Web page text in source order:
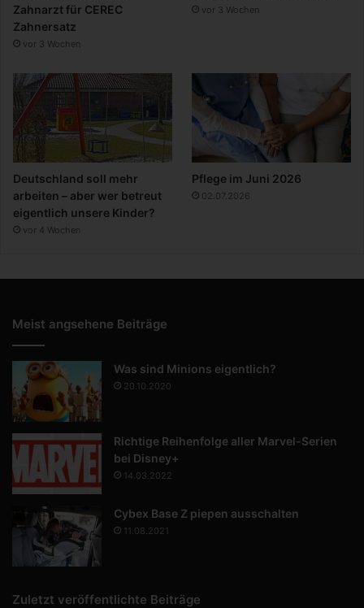
Zahnarzt für CEREC
Zahnersatz
vor 3 Wochen
vor 3 Wochen
Deutschland soll mehr
arbeiten – aber wer betreut
eigentlich unsere Kinder?
vor 4 Wochen
Pflege im Juni 2026
02.07.2026
Meist angsehene Beiträge
Was sind Minions eigentlich?
20.10.2020
Richtige Reihenfolge aller Marvel-Serien
bei Disney+
14.03.2022
Cybex Base Z piepen ausschalten
11.08.2021
Zuletzt veröffentlichte Beiträge